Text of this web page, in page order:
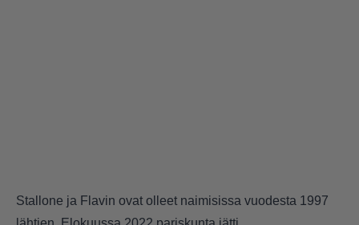
Stallone ja Flavin ovat olleet naimisissa vuodesta 1997